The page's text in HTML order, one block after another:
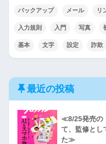
バックアップ メール リ
入力規則 入門 写真
基本 文字 設定 詐欺
最近の投稿
≪8/25発売の
て、監修とし
た≫